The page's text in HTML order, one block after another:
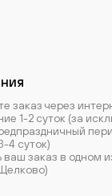
заказ через
1-2 суток (за
4 суток)
заказ в одном